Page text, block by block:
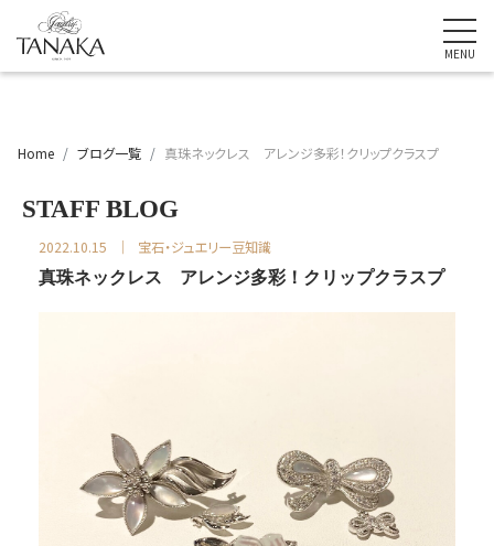
Home ブログ一覧 真珠ネックレス アレンジ多彩！クリップクラスプ
STAFF BLOG
2022.10.15 宝石・ジュエリー豆知識
真珠ネックレス アレンジ多彩！クリップクラスプ